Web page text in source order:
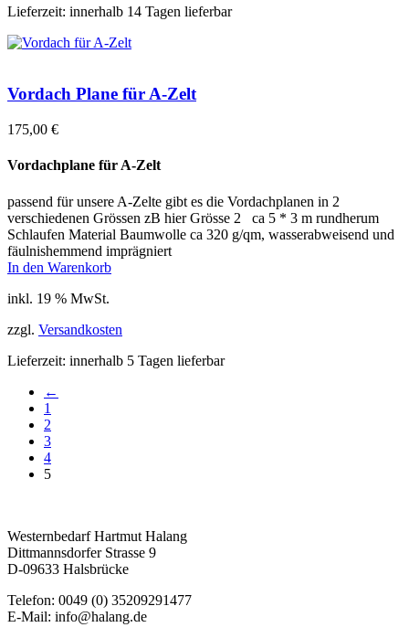
Lieferzeit: innerhalb 14 Tagen lieferbar
Vordach Plane für A-Zelt
175,00 €
Vordachplane für A-Zelt
passend für unsere A-Zelte gibt es die Vordachplanen in 2
verschiedenen Grössen zB hier Grösse 2 ca 5 * 3 m rundherum
Schlaufen Material Baumwolle ca 320 g/qm, wasserabweisend und
fäulnishemmend imprägniert
In den Warenkorb
inkl. 19 % MwSt.
zzgl. Versandkosten
Lieferzeit: innerhalb 5 Tagen lieferbar
←
1
2
3
4
5
Westernbedarf Hartmut Halang
Dittmannsdorfer Strasse 9
D-09633 Halsbrücke
Telefon: 0049 (0) 35209291477
E-Mail: info@halang.de